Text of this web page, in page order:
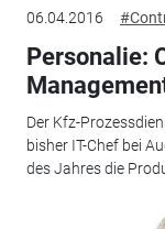
06.04.2016
Personalie:
Der Kfz-
bisher IT-Chef bei
des Jahres die